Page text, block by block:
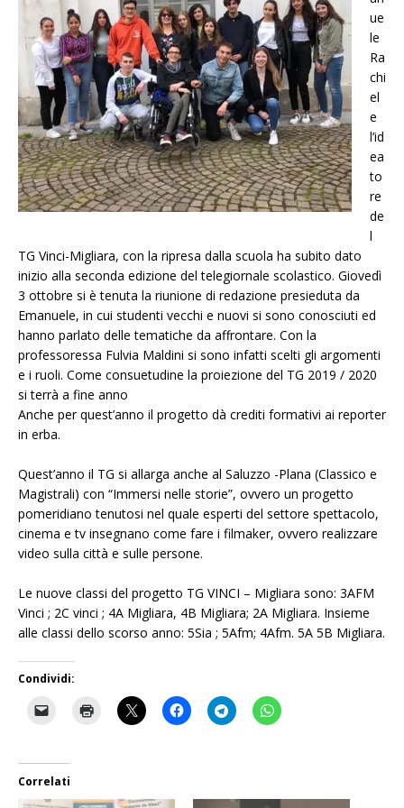
ue
le
Ra
chi
el
e
l’id
ea
to
re
de
l
TG Vinci-Migliara, con la ripresa dalla scuola ha subito dato
inizio alla seconda edizione del telegiornale scolastico. Giovedì
3 ottobre si è tenuta la riunione di redazione presieduta da
Emanuele, in cui studenti vecchi e nuovi si sono conosciuti ed
hanno parlato delle tematiche da affrontare. Con la
professoressa Fulvia Maldini si sono infatti scelti gli argomenti
e i ruoli. Come consuetudine la proiezione del TG 2019 / 2020
si terrà a fine anno
Anche per quest’anno il progetto dà crediti formativi ai reporter
in erba.
Quest’anno il TG si allarga anche al Saluzzo -Plana (Classico e
Magistrali) con “Immersi nelle storie”, ovvero un progetto
pomeridiano tenutosi nel quale esperti del settore spettacolo,
cinema e tv insegnano come fare i filmaker, ovvero realizzare
video sulla città e sulle persone.
Le nuove classi del progetto TG VINCI – Migliara sono: 3AFM
Vinci ; 2C vinci ; 4A Migliara, 4B Migliara; 2A Migliara. Insieme
alle classi dello scorso anno: 5Sia ; 5Afm; 4Afm. 5A 5B Migliara.
Condividi:
Correlati